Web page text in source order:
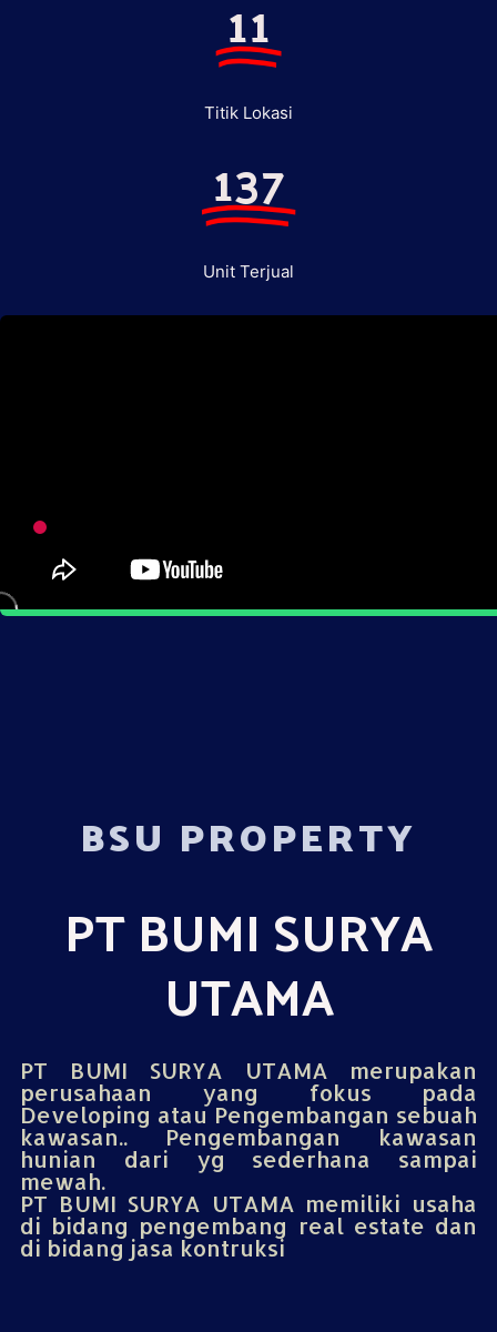
11
Titik Lokasi
137
Unit Terjual
BSU PROPERTY
PT BUMI SURYA
UTAMA
PT BUMI SURYA UTAMA merupakan
perusahaan yang fokus pada
Developing atau Pengembangan sebuah
kawasan.. Pengembangan kawasan
hunian dari yg sederhana sampai
mewah.
PT BUMI SURYA UTAMA memiliki usaha
di bidang pengembang real estate dan
di bidang jasa kontruksi